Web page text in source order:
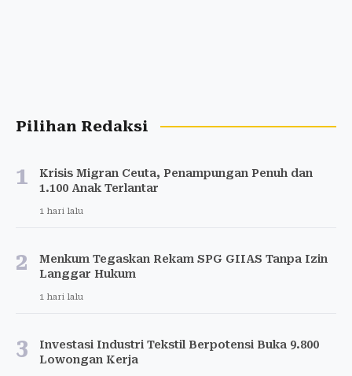
Pilihan Redaksi
1
Krisis Migran Ceuta, Penampungan Penuh dan
1.100 Anak Terlantar
1 hari lalu
2
Menkum Tegaskan Rekam SPG GIIAS Tanpa Izin
Langgar Hukum
1 hari lalu
3
Investasi Industri Tekstil Berpotensi Buka 9.800
Lowongan Kerja